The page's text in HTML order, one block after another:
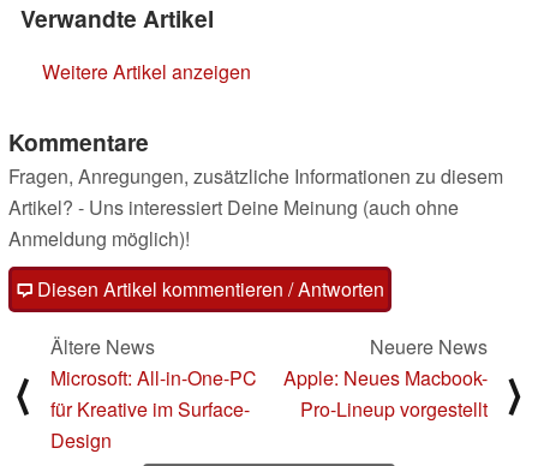
Verwandte Artikel
Weitere Artikel anzeigen
Kommentare
Fragen, Anregungen, zusätzliche Informationen zu diesem
Artikel? - Uns interessiert Deine Meinung (auch ohne
Anmeldung möglich)!
Diesen Artikel kommentieren / Antworten
⟨
Ältere News
Microsoft: All-in-One-PC
für Kreative im Surface-
Design
Neuere News
Apple: Neues Macbook-
Pro-Lineup vorgestellt
⟩